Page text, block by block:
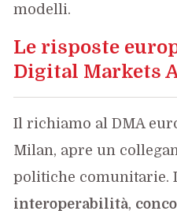
modelli.
Le risposte
Digital Markets
Il richiamo al DMA
Milan, apre un
politiche comunitarie.
interoperabilità,